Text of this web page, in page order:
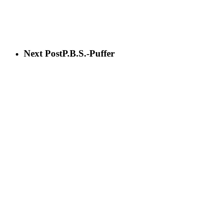
Next PostP.B.S.-Puffer